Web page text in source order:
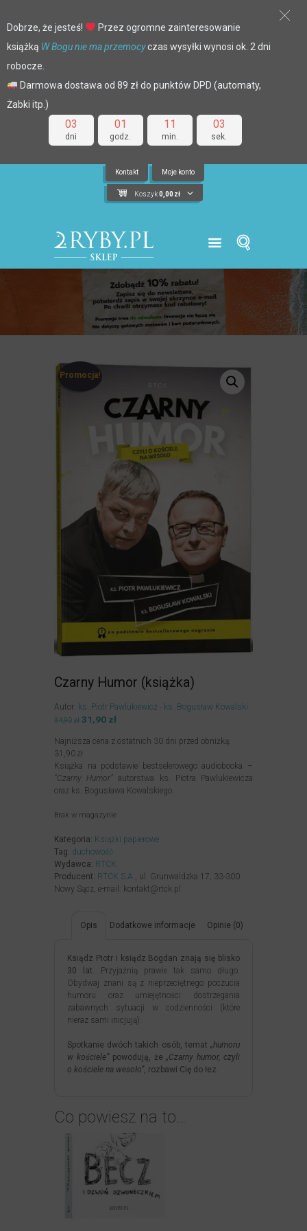
03
dni
01
godz.
11
min.
02
sek.
Dobrze, że jesteś!
Przez ogromne zainteresowanie
książką W Bogu nie ma przemocyczas wysyłki wynosi ok. 2 dni
robocze.
Darmowa dostawa od 89 zł do punktów DPD (automaty,
Żabki itp.)
Kontakt Moje konto
Koszyk 0,00 zł
Promocja!
Czarny Humor (książka)
Autor: ks. Piotr Pawlukiewicz ks. Bogusław Kowalski
34,90zł Pierwotna
wynosiła:
34,90zł.
31,90 złAktualna
wynosi:
Najniższa cena z ostatnich 30 dni przed obniżką:
31,90 zł
Książka na podstawie bestselerowego audiobooka –
“Czarny Humor” autorstwa ks. Piotra Pawlukiewicza
oraz ks. Bogusława Kowalskiego.
Brak w magazynie
Kategoria: Książki papierowe
Tag: duchowość
Wydawca: RTCK
Producent: RTCK S.A., ul. Grunwaldzka 17, 33-300
Nowy Sącz, e-mail: kontakt@rtck.pl
Opis Dodatkowe informacje Opinie (0)
Ksiądz Piotr i ksiądz Bogdan znają się blisko
30 lat. Przyjaźnią prawie tak samo długo.
Obydwaj znani są z nieprzeciętnego poczucia
humoru oraz umiejętności dostrzegania
zabawnych sytuacji w codzienności (które
nieraz sami inicjują).
Spotkanie dwóch takich osób, temat „humoru
w kościele”powodują, że„Czarny humor, czyli
o kościele na wesoło”, rozbawi Cię do łez.
Co powiesz na to…